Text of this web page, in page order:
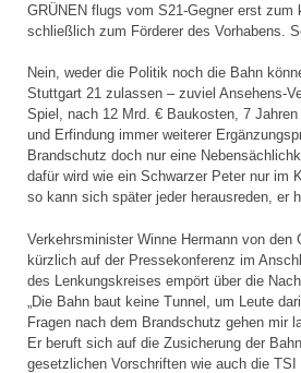
GRÜNEN flugs vom S21-Gegner erst zum
schließlich zum Förderer des Vorhabens.
Nein, weder die Politik noch die Bahn
Stuttgart 21 zulassen – zuviel Ansehens-
Spiel, nach 12 Mrd. € Baukosten, 7
und Erfindung immer weiterer
Brandschutz doch nur eine
dafür wird wie ein Schwarzer Peter nur im
so kann sich später jeder herausreden, er
Verkehrsminister Winne Hermann von den
kürzlich auf der Pressekonferenz im
des Lenkungskreises empört über die
„Die Bahn baut keine Tunnel, um Leute
Fragen nach dem Brandschutz gehen mir
Er beruft sich auf die Zusicherung der
gesetzlichen Vorschriften wie auch die TSI